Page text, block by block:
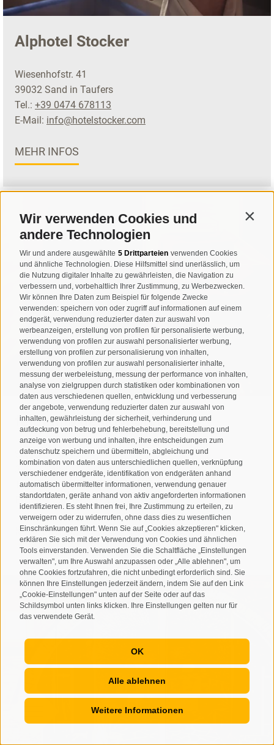
Wir verwenden Cookies und
andere Technologien
Wir und andere ausgewählte 5 Drittparteien verwenden Cookies
und ähnliche Technologien. Diese Hilfsmittel sind unerlässlich, um
die Nutzung digitaler Inhalte zu gewährleisten, die Navigation zu
verbessern und, vorbehaltlich Ihrer Zustimmung, zu Werbezwecken.
Wir können Ihre Daten zum Beispiel für folgende Zwecke
verwenden: speichern von oder zugriff auf informationen auf einem
endgerät, verwendung reduzierter daten zur auswahl von
werbeanzeigen, erstellung von profilen für personalisierte werbung,
verwendung von profilen zur auswahl personalisierter werbung,
erstellung von profilen zur personalisierung von inhalten,
verwendung von profilen zur auswahl personalisierter inhalte,
messung der werbeleistung, messung der performance von inhalten,
analyse von zielgruppen durch statistiken oder kombinationen von
daten aus verschiedenen quellen, entwicklung und verbesserung
der angebote, verwendung reduzierter daten zur auswahl von
inhalten, gewährleistung der sicherheit, verhinderung und
aufdeckung von betrug und fehlerbehebung, bereitstellung und
anzeige von werbung und inhalten, ihre entscheidungen zum
datenschutz speichern und übermitteln, abgleichung und
kombination von daten aus unterschiedlichen quellen, verknüpfung
verschiedener endgeräte, identifikation von endgeräten anhand
automatisch übermittelter informationen, verwendung genauer
standortdaten, geräte anhand von aktiv angeforderten informationen
identifizieren. Es steht Ihnen frei, Ihre Zustimmung zu erteilen, zu
verweigern oder zu widerrufen, ohne dass dies zu wesentlichen
Einschränkungen führt. Wenn Sie auf „Cookies akzeptieren" klicken,
erklären Sie sich mit der Verwendung von Cookies und ähnlichen
Tools einverstanden. Verwenden Sie die Schaltfläche „Einstellungen
verwalten", um Ihre Auswahl anzupassen oder „Alle ablehnen", um
ohne Cookies fortzufahren, die nicht unbedingt erforderlich sind. Sie
können Ihre Einstellungen jederzeit ändern, indem Sie auf den Link
„Cookie-Einstellungen" unten auf der Seite oder auf das
Schildsymbol unten links klicken. Ihre Einstellungen gelten nur für
das verwendete Gerät.
OK
Alle ablehnen
Weitere Informationen
Alphotel Stocker
Wiesenhofstr. 41
39032 Sand in Taufers
Tel.: +39 0474 678113
E-Mail: info@hotelstocker.com
MEHR INFOS
feldmilla designhotel
Schlossweg 9
39032 Sand in Taufers
Tel.:+39 0474 677100
E-Mail:info@feldmilla.com
MEHR INFOS